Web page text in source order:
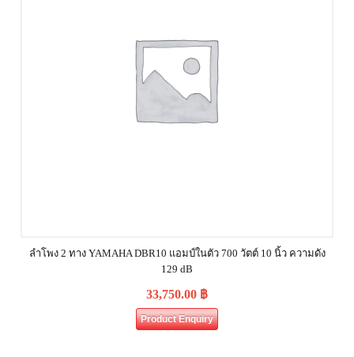
ลำโพง 2 ทาง YAMAHA DBR10 แอมป์ในตัว 700 วัตต์ 10 นิ้ว ความดัง
129 dB
33,750.00 ฿
Product Enquiry